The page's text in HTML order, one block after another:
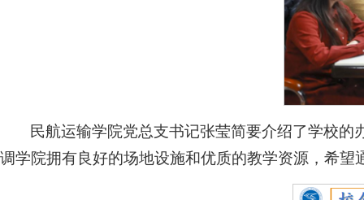
民航运输学院党总支书记张莹简要介绍了学校
调学院拥有良好的场地设施和优质的教学资源，希